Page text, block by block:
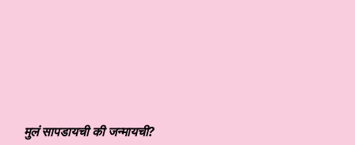
मुलं सापडायची की जन्मायची?